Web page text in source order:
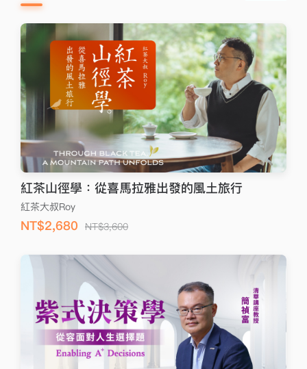
紅茶山徑學：從喜馬拉雅出發的風土旅行
紅茶大叔Roy
NT$2,680 NT$3,600